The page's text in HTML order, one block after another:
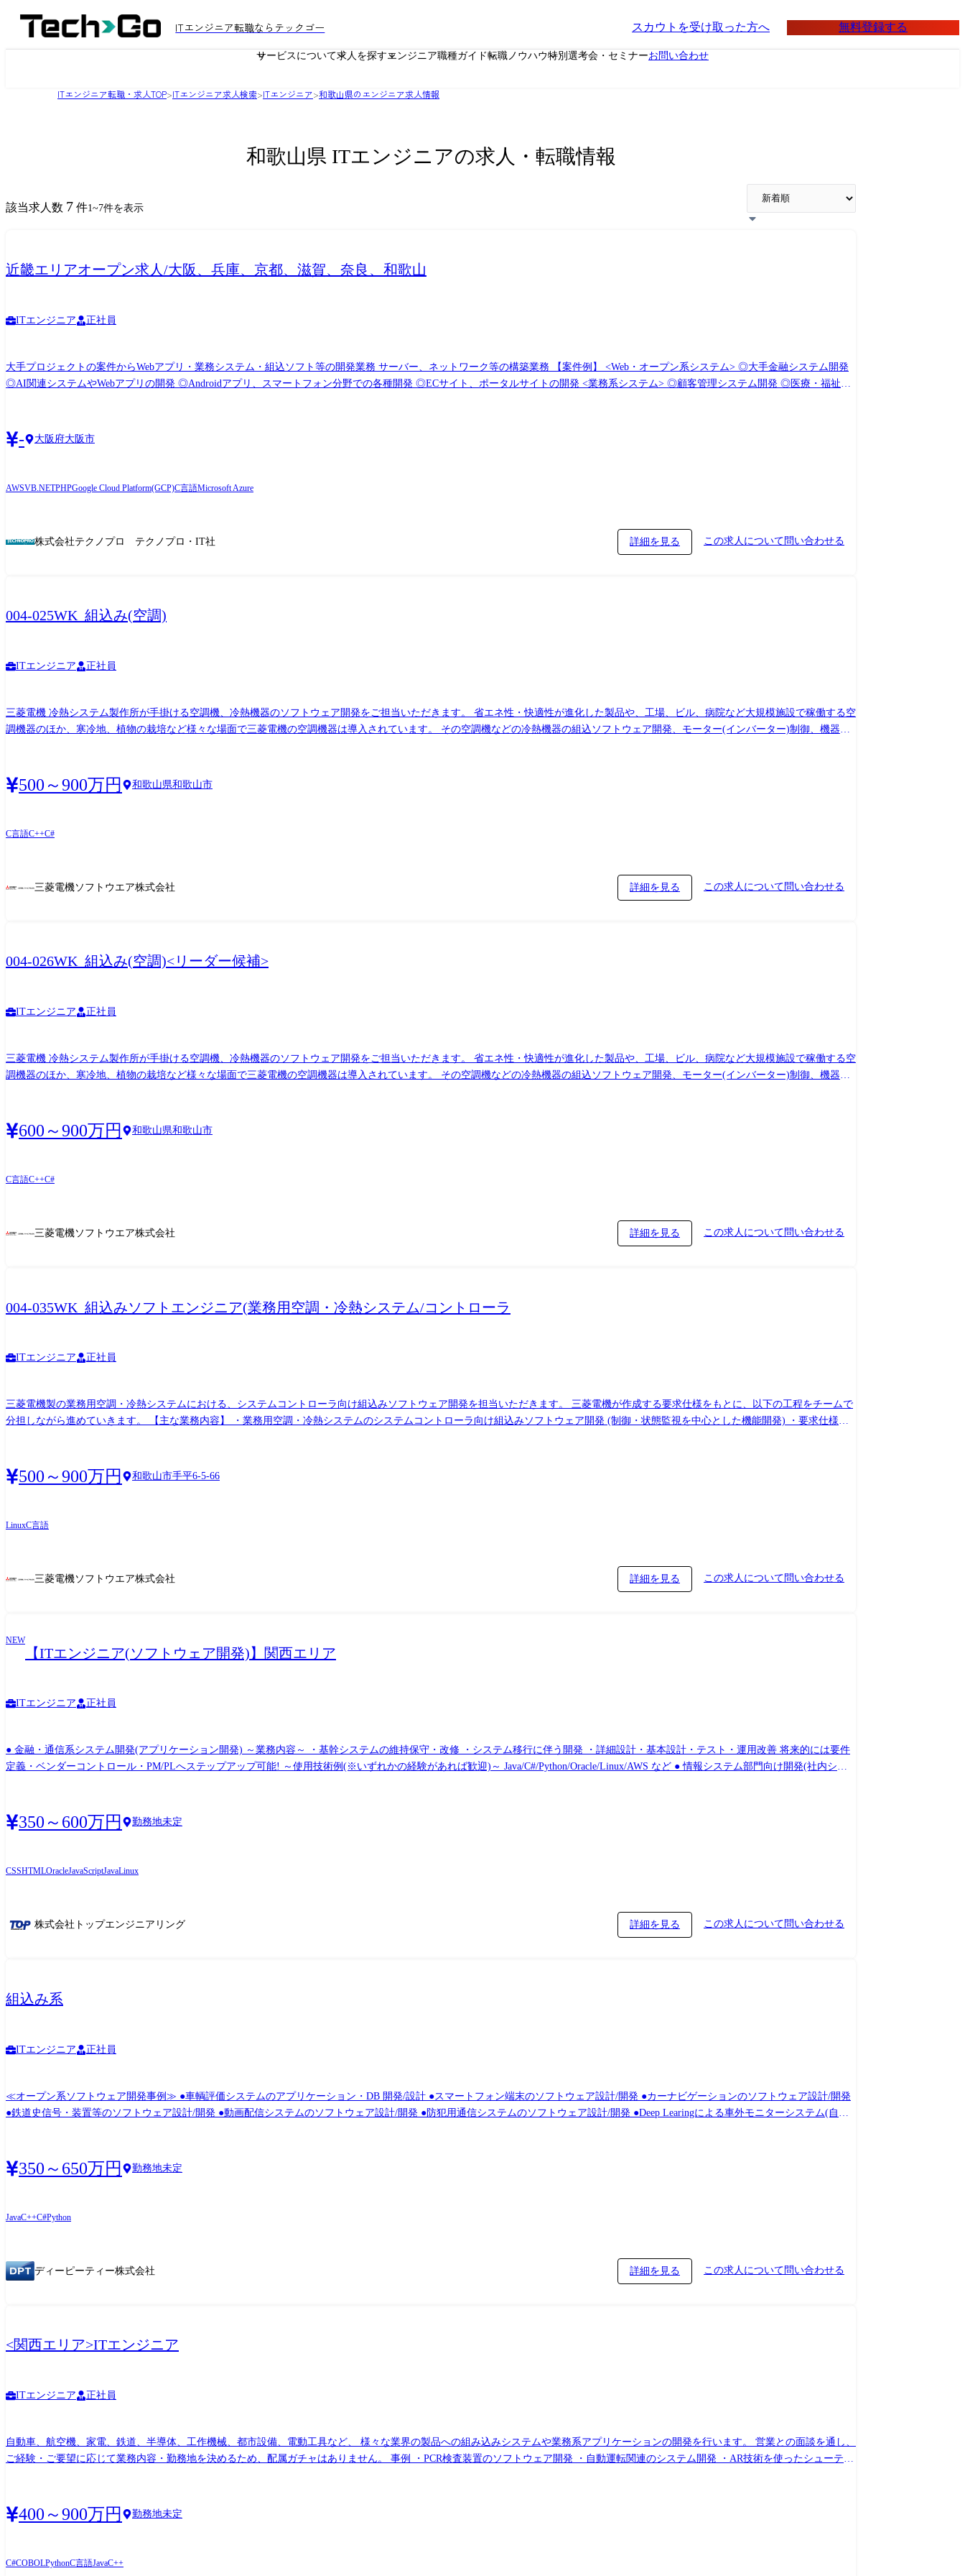
ITエンジニア転職ならテックゴー スカウトを受け取った方へ 無料登録する
サービスについて求人を探すエンジニア職種ガイド転職ノウハウ特別選考会・セミナーお問い合わせ
ITエンジニア転職・求人TOP>ITエンジニア求人検索>ITエンジニア>和歌山県のエンジニア求人情報
和歌山県 ITエンジニアの求人・転職情報
該当求人数 7 件1~7件を表示
近畿エリアオープン求人/大阪、兵庫、京都、滋賀、奈良、和歌山
ITエンジニア 正社員
大手プロジェクトの案件からWebアプリ・業務システム・組込ソフト等の開発業務 サーバー、ネットワーク等の構築業務 【案件例】 <Web・オープン系システム> ◎大手金融システム開発
◎AI関連システムやWebアプリの開発 ◎Androidアプリ、スマートフォン分野での各種開発 ◎ECサイト、ポータルサイトの開発 <業務系システム> ◎顧客管理システム開発 ◎医療・福祉系
社の定める業務
- 大阪府大阪市
AWSVB.NETPHPGoogle Cloud Platform(GCP)C言語Microsoft Azure
株式会社テクノプロ テクノプロ・IT社 詳細を見る この求人について問い合わせる
004-025WK_組込み(空調)
ITエンジニア 正社員
三菱電機 冷熱システム製作所が手掛ける空調機、冷熱機器のソフトウェア開発をご担当いただきます。 省エネ性・快適性が進化した製品や、工場、ビル、病院など大規模施設で稼働する空
調機器のほか、寒冷地、植物の栽培など様々な場面で三菱電機の空調機器は導入されています。 その空調機などの冷熱機器の組込ソフトウェア開発、モーター(インバーター)制御、機器間
なっており、複数の機種開発がありますので、開発案件は常時あります。 案件や人員状況から、当社の社員、協力会社の双方が共に設計・コーディング・評価までの一連の工程を対応しま
す。 <開発環境> 言語:C言語 マイコン:16/32bitマイコン ※OSは非搭載 将来的にはμItron系RTOSの知識が必要となってきますのでご興味がある方は歓迎します。 【変更の範囲】会社の定め
500～900万円 和歌山県和歌山市
C言語C++C#
三菱電機ソフトウエア株式会社 詳細を見る この求人について問い合わせる
004-026WK_組込み(空調)<リーダー候補>
ITエンジニア 正社員
三菱電機 冷熱システム製作所が手掛ける空調機、冷熱機器のソフトウェア開発をご担当いただきます。 省エネ性・快適性が進化した製品や、工場、ビル、病院など大規模施設で稼働する空
調機器のほか、寒冷地、植物の栽培など様々な場面で三菱電機の空調機器は導入されています。 その空調機などの冷熱機器の組込ソフトウェア開発、モーター(インバーター)制御、機器間
なっており、複数の機種開発がありますので、開発案件は常時あります。 案件や人員状況から、当社の社員、協力会社の双方が共に設計・コーディング・評価までの一連の工程を対応しま
す。 <開発環境> 言語:C言語 マイコン:16/32bitマイコン ※OSは非搭載 将来的にはμItron系RTOSの知識が必要となってきますのでご興味がある方は歓迎します。 【変更の範囲】会社の定め
600～900万円 和歌山県和歌山市
C言語C++C#
三菱電機ソフトウエア株式会社 詳細を見る この求人について問い合わせる
004-035WK_組込みソフトエンジニア(業務用空調・冷熱システム/コントローラ
ITエンジニア 正社員
三菱電機製の業務用空調・冷熱システムにおける、システムコントローラ向け組込みソフトウェア開発を担当いただきます。 三菱電機が作成する要求仕様をもとに、以下の工程をチームで
分担しながら進めていきます。 【主な業務内容】 ・業務用空調・冷熱システムのシステムコントローラ向け組込みソフトウェア開発 (制御・状態監視を中心とした機能開発) ・要求仕様を
OS(μITRON、組込みLinux 等/案件による) 【製品例】 システムリモコン(PAC-SF50AT 等) 【変更の範囲】会社の定める業務※ ※業務の都合によっては会社外の職務に従事させるため出向又
は転任を命じることがある。
500～900万円 和歌山市手平6-5-66
LinuxC言語
三菱電機ソフトウエア株式会社 詳細を見る この求人について問い合わせる
NEW
【ITエンジニア(ソフトウェア開発)】関西エリア
ITエンジニア 正社員
● 金融・通信系システム開発(アプリケーション開発) ～業務内容～ ・基幹システムの維持保守・改修 ・システム移行に伴う開発 ・詳細設計・基本設計・テスト・運用改善 将来的には要件
定義・ベンダーコントロール・PM/PLへステップアップ可能! ～使用技術例(※いずれかの経験があれば歓迎)～ Java/C#/Python/Oracle/Linux/AWS など ● 情報システム部門向け開発(社内シス
紹介 ①勤怠管理・経費精算システムなどWebシステムの エンハンス及びマイグレーション ●業務内容 PHP、Laravel、Javascript、Java によるWebシステム開発 ●活かせるスキル/ご経験 ・
HP(Laravel)での開発経験 ・Java、Javascriptでの開発経験 ・詳細設計以降の経験 ●勤務地 大阪府北浜 ②Salesforce 開発・導入 ●業務内容 ・金融業顧客向けDXシステム構築 ・Salesforceプラッ
開発経験 etc. ●勤務地 大阪府 肥後橋
350～600万円 勤務地未定
CSSHTMLOracleJavaScriptJavaLinux
株式会社トップエンジニアリング 詳細を見る この求人について問い合わせる
組込み系
ITエンジニア 正社員
≪オープン系ソフトウェア開発事例≫ ●車輌評価システムのアプリケーション・DB 開発/設計 ●スマートフォン端末のソフトウェア設計/開発 ●カーナビゲーションのソフトウェア設計/開発
●鉄道史信号・装置等のソフトウェア設計/開発 ●動画配信システムのソフトウェア設計/開発 ●防犯用通信システムのソフトウェア設計/開発 ●Deep Learingによる車外モニターシステム(自社
350～650万円 勤務地未定
JavaC++C#Python
ディーピーティー株式会社 詳細を見る この求人について問い合わせる
<関西エリア>ITエンジニア
ITエンジニア 正社員
自動車、航空機、家電、鉄道、半導体、工作機械、都市設備、電動工具など、 様々な業界の製品への組み込みシステムや業務系アプリケーションの開発を行います。 営業との面談を通し、
ご経験・ご要望に応じて業務内容・勤務地を決めるため、配属ガチャはありません。 事例 ・PCR検査装置のソフトウェア開発 ・自動運転関連のシステム開発 ・AR技術を使ったシューティ
AED組み込みシステム ・鉄道運転シミュレーター開発 ・etc…
400～900万円 勤務地未定
C#COBOLPythonC言語JavaC++